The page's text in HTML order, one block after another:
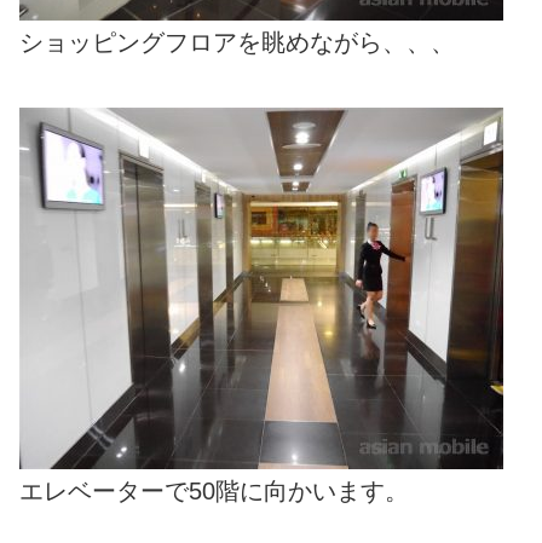
ショッピングフロアを眺めながら、、、
エレベーターで50階に向かいます。